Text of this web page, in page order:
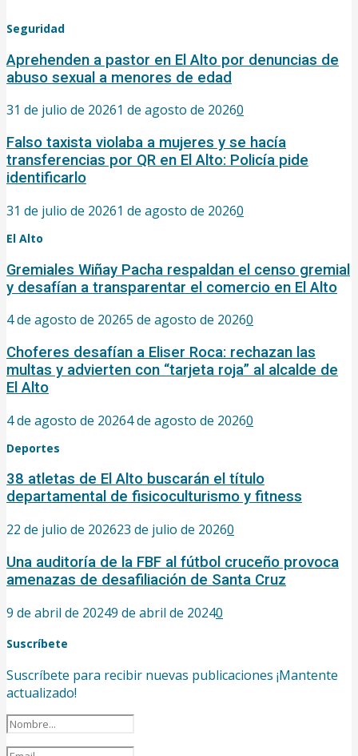
Seguridad
Aprehenden a pastor en El Alto por denuncias de
abuso sexual a menores de edad
31 de julio de 20261 de agosto de 20260
Falso taxista violaba a mujeres y se hacía
transferencias por QR en El Alto: Policía pide
identificarlo
31 de julio de 20261 de agosto de 20260
El Alto
Gremiales Wiñay Pacha respaldan el censo gremial
y desafían a transparentar el comercio en El Alto
4 de agosto de 20265 de agosto de 20260
Choferes desafían a Eliser Roca: rechazan las
multas y advierten con “tarjeta roja” al alcalde de
El Alto
4 de agosto de 20264 de agosto de 20260
Deportes
38 atletas de El Alto buscarán el título
departamental de fisicoculturismo y fitness
22 de julio de 202623 de julio de 20260
Una auditoría de la FBF al fútbol cruceño provoca
amenazas de desafiliación de Santa Cruz
9 de abril de 20249 de abril de 20240
Suscríbete
Suscríbete para recibir nuevas publicaciones ¡Mantente
actualizado!